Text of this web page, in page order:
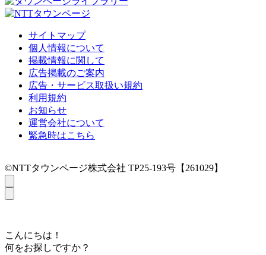
サイトマップ
個人情報について
掲載情報に関して
広告掲載のご案内
広告・サービス取扱い規約
利用規約
お知らせ
運営会社について
緊急時はこちら
©NTTタウンページ株式会社 TP25-193号【261029】
こんにちは！
何をお探しですか？